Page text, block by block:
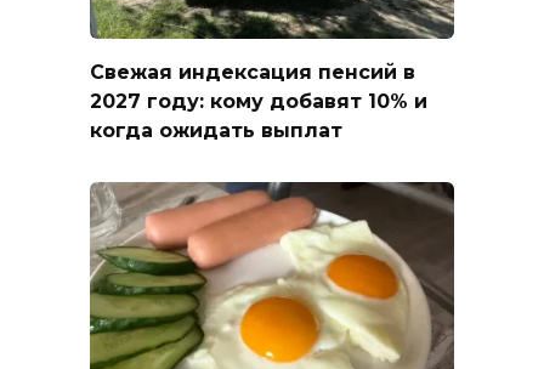
Свежая индексация пенсий в
2027 году: кому добавят 10% и
когда ожидать выплат